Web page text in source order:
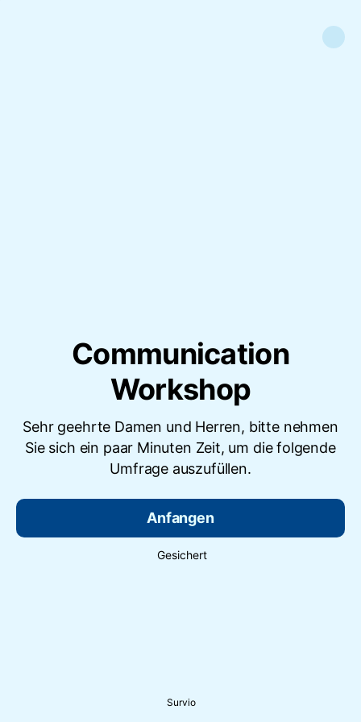
Communication
Workshop
Sehr geehrte Damen und Herren, bitte nehmen
Sie sich ein paar Minuten Zeit, um die folgende
Umfrage auszufüllen.
Anfangen
Gesichert
Survio